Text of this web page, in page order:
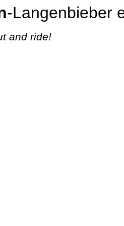
-Langenbieber
and ride!